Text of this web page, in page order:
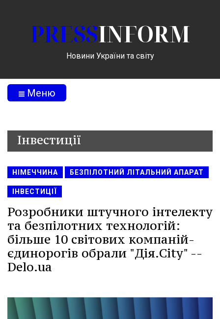
PRESSINFORM
Новини України та світу
Меню
Інвестиції
НІМЕЧЧИНА БЕЗПІЛОТНИЙ ЛІТАЛЬНИЙ АПАРАТ
ІНВЕСТИЦІЇ
Розробники штучного інтелекту
та безпілотних технологій:
більше 10 світових компаній-
єдинорогів обрали "Дія.City" --
Delo.ua